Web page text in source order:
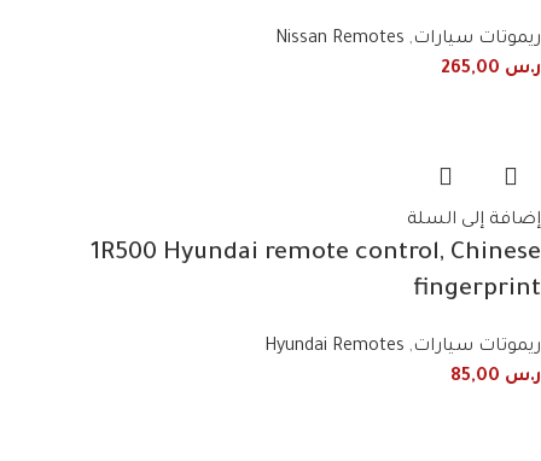
ريموتات سيارات,
Nissan Remotes
ر.س
إضافة إلى السلة
1R500 Hyundai remote control, Chinese
fingerprint
ريموتات سيارات,
Hyundai Remotes
ر.س